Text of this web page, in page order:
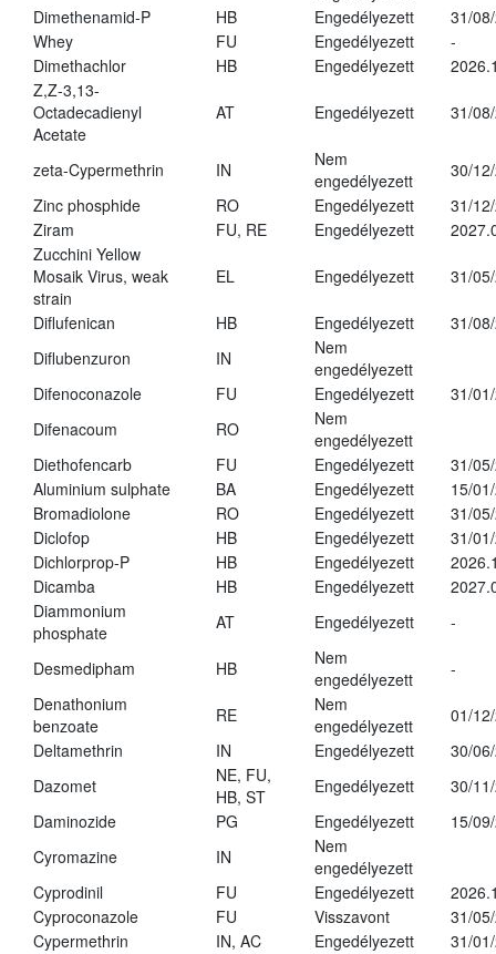
Dimethenamid-P
HB Engedélyezett
31/
Whey
FU Engedélyezett
-
Dimethachlor
HB Engedélyezett
Z,Z-3,13-
Octadecadienyl
Acetate
AT Engedélyezett 31/
zeta-Cypermethrin IN
Nem
engedélyezett
30/
Zinc phosphide
RO Engedélyezett
31/
Ziram
FU, RE Engedélyezett
Zucchini Yellow
Mosaik Virus, weak
strain
EL Engedélyezett 31/
Diflufenican HB Engedélyezett
31/
Diflubenzuron
IN
Nem
engedélyezett
Difenoconazole
FU Engedélyezett
31/
Difenacoum
RO
Nem
engedélyezett
Diethofencarb
FU Engedélyezett
31/
Aluminium sulphate
BA Engedélyezett
15/
Bromadiolone
RO Engedélyezett
31/
Diclofop
HB Engedélyezett
31/
Dichlorprop-P
HB Engedélyezett
Dicamba
HB Engedélyezett
Diammonium
phosphate
AT Engedélyezett -
Desmedipham HB
Nem
engedélyezett
-
Denathonium
benzoate
RE
Nem
engedélyezett
01/
Deltamethrin
IN Engedélyezett
30/
Dazomet
NE, FU,
HB, ST
Engedélyezett
30/
Daminozide
PG Engedélyezett
15/
Cyromazine
IN
Nem
engedélyezett
Cyprodinil
FU Engedélyezett
Cyproconazole
FU Visszavont
31/
Cypermethrin
IN, AC Engedélyezett 31/